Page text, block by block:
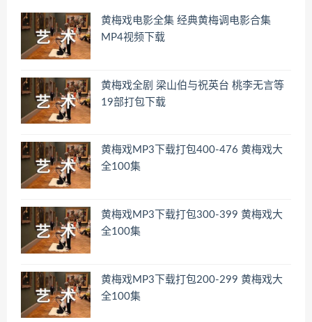
黄梅戏电影全集 经典黄梅调电影合集
MP4视频下载
黄梅戏全剧 梁山伯与祝英台 桃李无言等
19部打包下载
黄梅戏MP3下载打包400-476 黄梅戏大
全100集
黄梅戏MP3下载打包300-399 黄梅戏大
全100集
黄梅戏MP3下载打包200-299 黄梅戏大
全100集